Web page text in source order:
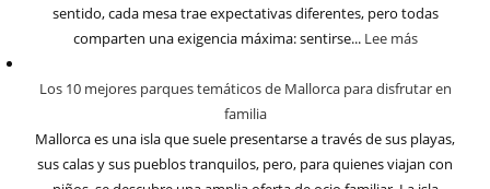
sentido, cada mesa trae expectativas diferentes, pero todas
comparten una exigencia máxima: sentirse... Lee más
Los 10 mejores parques temáticos de Mallorca para disfrutar en
familia
Mallorca es una isla que suele presentarse a través de sus playas,
sus calas y sus pueblos tranquilos, pero, para quienes viajan con